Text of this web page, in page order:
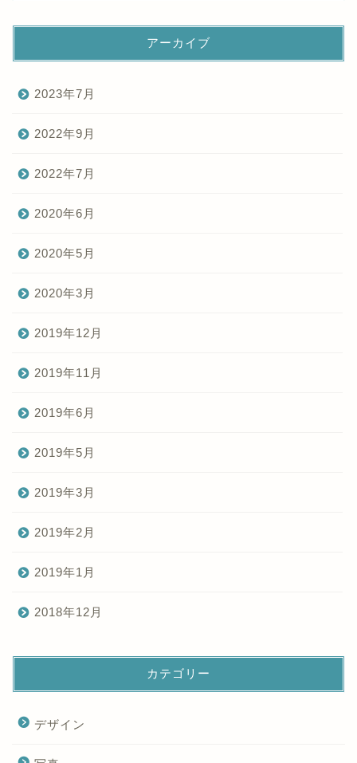
アーカイブ
2023年7月
2022年9月
2022年7月
2020年6月
2020年5月
2020年3月
2019年12月
2019年11月
2019年6月
2019年5月
2019年3月
2019年2月
2019年1月
2018年12月
カテゴリー
デザイン